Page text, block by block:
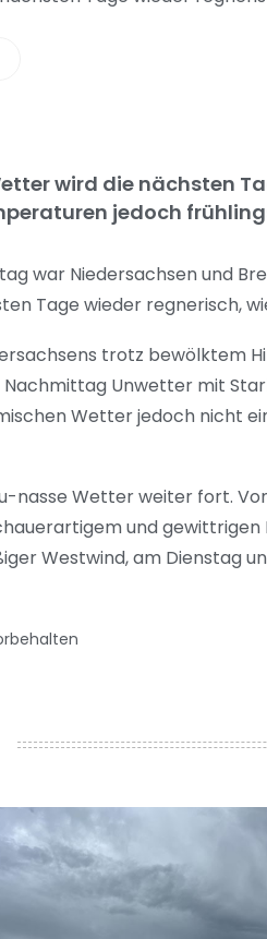
wird die nächsten
jedoch
war Niedersachsen und
Tage wieder regnerisch,
trotz bewölktem
Unwetter mit
Wetter jedoch nicht
nasse Wetter weiter fort.
und gewittrigen
Westwind, am Dienstag